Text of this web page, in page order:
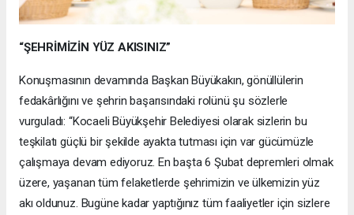
“ŞEHRİMİZİN YÜZ AKISINIZ”
Konuşmasının devamında Başkan Büyükakın, gönüllülerin
fedakârlığını ve şehrin başarısındaki rolünü şu sözlerle
vurguladı: “Kocaeli Büyükşehir Belediyesi olarak sizlerin bu
teşkilatı güçlü bir şekilde ayakta tutması için var gücümüzle
çalışmaya devam ediyoruz. En başta 6 Şubat depremleri olmak
üzere, yaşanan tüm felaketlerde şehrimizin ve ülkemizin yüz
akı oldunuz. Bugüne kadar yaptığınız tüm faaliyetler için sizlere